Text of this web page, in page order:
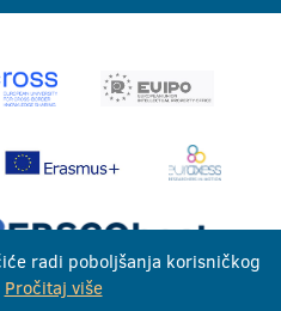
radi poboljšanja korisničkog
Pročitaj više